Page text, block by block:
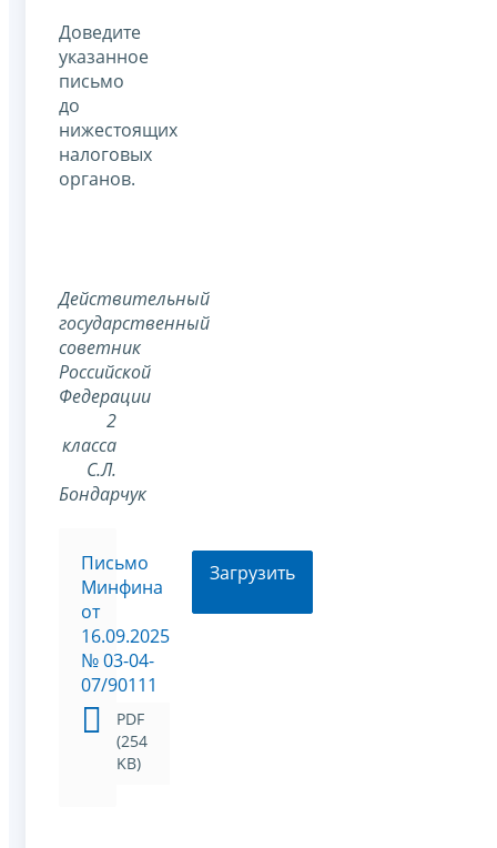
Доведите
указанное
письмо
до
нижестоящих
налоговых
органов.
Действительный
государственный
советник
Российской
Федерации
2
класса
С.Л.
Бондарчук
Письмо
Минфина
от
16.09.2025
№ 03-04-
07/90111
PDF
(254
KB)
Загрузить